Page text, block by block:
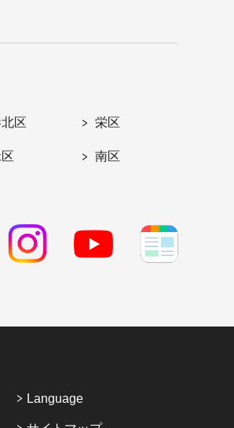
区 栄区
南区
Language